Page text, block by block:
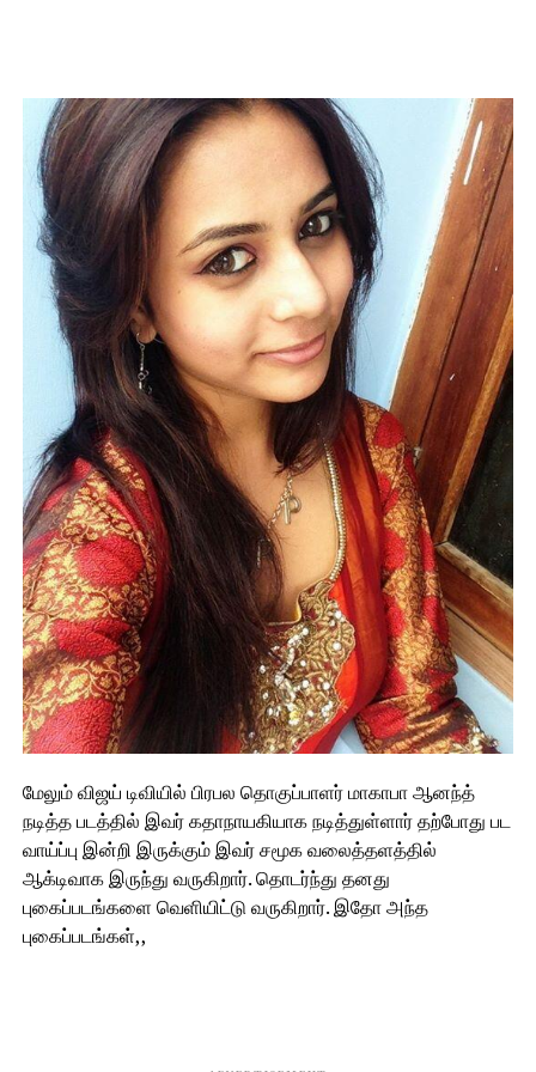
மேலும் விஜய் டிவியில் பிரபல தொகுப்பாளர் மாகாபா ஆனந்த்
நடித்த படத்தில் இவர் கதாநாயகியாக நடித்துள்ளார் தற்போது பட
வாய்ப்பு இன்றி இருக்கும் இவர் சமூக வலைத்தளத்தில்
ஆக்டிவாக இருந்து வருகிறார். தொடர்ந்து தனது
புகைப்படங்களை வெளியிட்டு வருகிறார். இதோ அந்த
புகைப்படங்கள்,,